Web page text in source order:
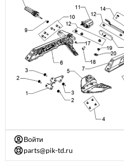
Войти
parts@pik-td.ru